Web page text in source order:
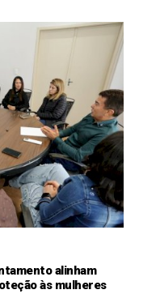
alinham
às mulheres